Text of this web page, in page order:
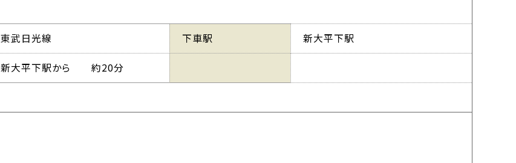
東武日光線 下車駅 新大平下駅
新大平下駅から 約20分